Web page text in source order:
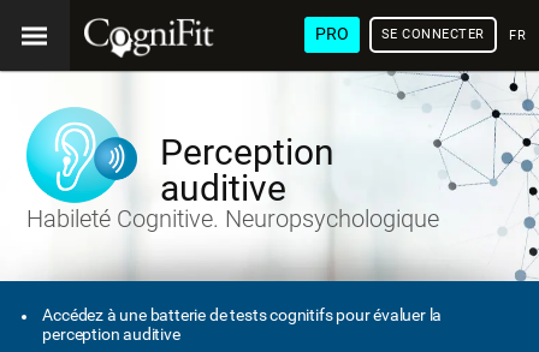
PRO SE CONNECTER
Perception
auditive
Habileté Cognitive. Neuropsychologique
Accédez à une batterie de tests cognitifs pour évaluer la
perception auditive